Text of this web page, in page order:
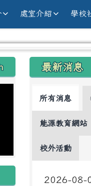
國小全
處室介紹 學校
上中區
最新消息
所有消息
能源教育網站
校外活動
2026-08-